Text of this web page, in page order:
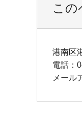
この
港南区
電話：
メール